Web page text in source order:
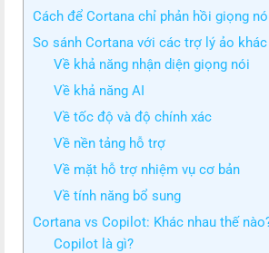
Cách để Cortana chỉ phản hồi giọng
So sánh Cortana với các trợ lý ảo khác
Về khả năng nhận diện giọng nói
Về khả năng AI
Về tốc độ và độ chính xác
Về nền tảng hỗ trợ
Về mặt hỗ trợ nhiệm vụ cơ bản
Về tính năng bổ sung
Cortana vs Copilot: Khác nhau thế
Copilot là gì?